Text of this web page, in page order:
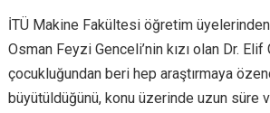
İTÜ Makine Fakültesi öğretim
Osman Feyzi Genceli’nin kızı olan Dr. Elif
çocukluğundan beri hep araştırmaya
büyütüldüğünü, konu üzerinde uzun süre